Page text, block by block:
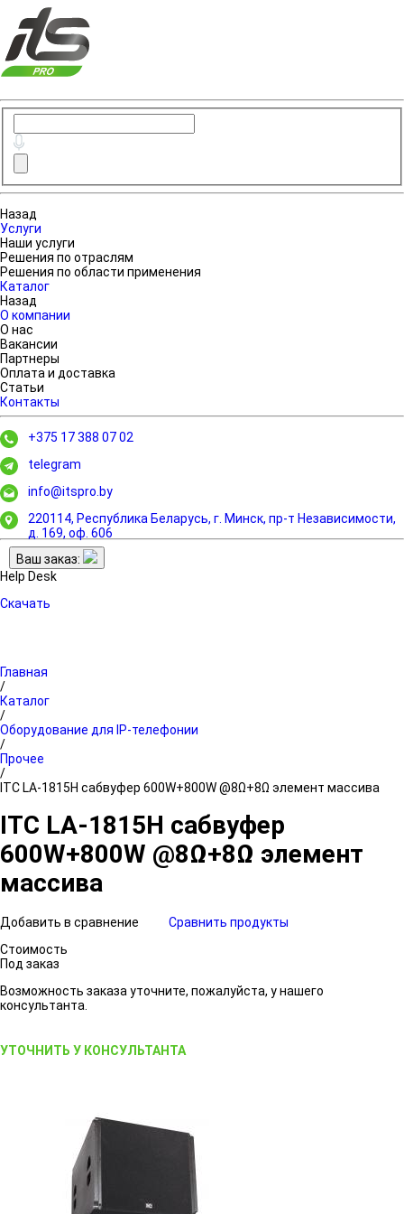
Назад
Услуги
Наши услуги
Решения по отраслям
Решения по области применения
Каталог
Назад
О компании
О нас
Вакансии
Партнеры
Оплата и доставка
Статьи
Контакты
+375 17 388 07 02
telegram
info@itspro.by
220114, Республика Беларусь, г. Минск, пр-т Независимости,
д. 169, оф. 606
Ваш заказ:
Help Desk
Скачать
Главная
/
Каталог
/
Оборудование для IP-телефонии
/
Прочее
/
ITC LA-1815H сабвуфер 600W+800W @8Ω+8Ω элемент массива
ITC LA-1815H сабвуфер
600W+800W @8Ω+8Ω элемент
массива
Добавить в сравнение
Сравнить продукты
Стоимость
Под заказ
Возможность заказа уточните, пожалуйста, у нашего
консультанта.
УТОЧНИТЬ У КОНСУЛЬТАНТА